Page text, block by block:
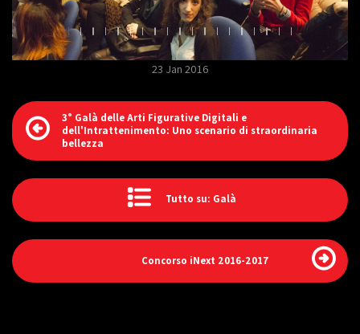
23 Jan 2016
3° Galà delle Arti Figurative Digitali e
dell'Intrattenimento: Uno scenario di straordinaria
bellezza
Tutto su: Galà
Concorso iNext 2016-2017